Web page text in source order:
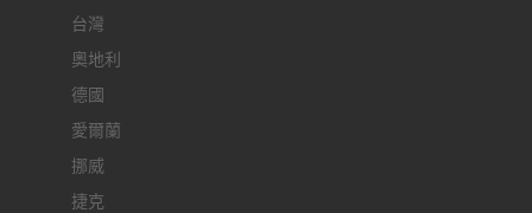
台灣
奧地利
德國
愛爾蘭
挪威
捷克